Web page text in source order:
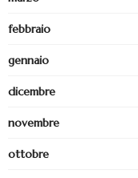
febbraio
gennaio
dicembre
novembre
ottobre